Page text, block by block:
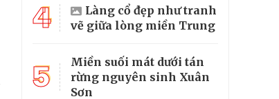
4
Làng cổ đẹp như tranh
vẽ giữa lòng miền Trung
5
Miền suối mát dưới tán
rừng nguyên sinh Xuân
Sơn